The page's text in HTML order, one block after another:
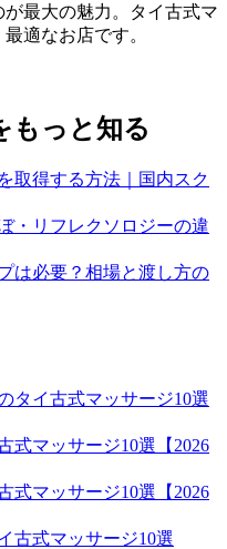
最大の魅力。タイ古式マ
適なお店です。
もっと知る
取得する方法｜国内スク
・リフレクソロジーの違
は必要？相場と渡し方の
タイ古式マッサージ10選
式マッサージ10選【2026
式マッサージ10選【2026
古式マッサージ10選